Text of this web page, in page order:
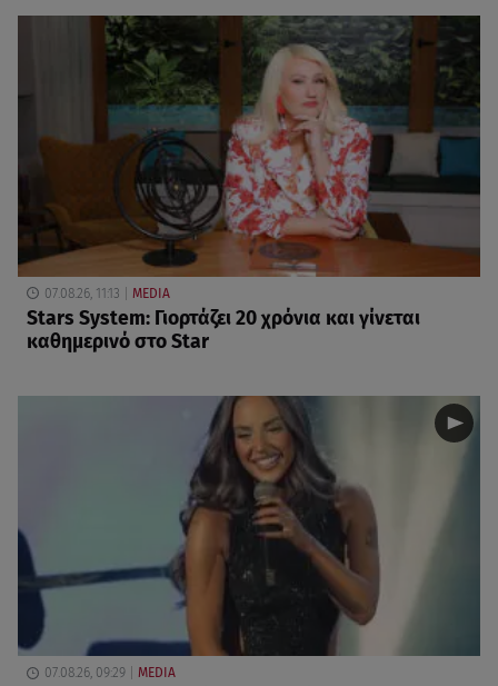
07.08.26, 11:13 MEDIA
Stars System: Γιορτάζει 20 χρόνια και γίνεται
καθημερινό στο Star
07.08.26, 09:29 MEDIA